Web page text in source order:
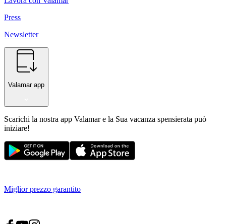
Press
Newsletter
Valamar app
Scarichi la nostra app Valamar e la Sua vacanza spensierata può
iniziare!
Miglior prezzo garantito